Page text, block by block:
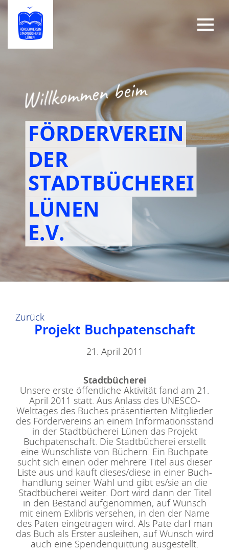
FÖRDERVEREIN
DER
STADTBÜCHEREI
LÜNEN
E.V.
Zurück
Projekt Buchpatenschaft
21. April 2011
Stadtbücherei
Unsere erste öffentliche Aktivität fand am 21.
April 2011 statt. Aus Anlass des UNESCO-
Welttages des Buches präsentierten Mitglieder
des Fördervereins an einem Informationsstand
in der Stadtbücherei Lünen das Projekt
Buchpatenschaft. Die Stadtbücherei erstellt
eine Wunschliste von Büchern. Ein Buchpate
sucht sich einen oder mehrere Titel aus dieser
Liste aus und kauft dieses/diese in einer Buch-
handlung seiner Wahl und gibt es/sie an die
Stadtbücherei weiter. Dort wird dann der Titel
in den Bestand aufgenommen, auf Wunsch
mit einem Exlibris versehen, in den der Name
des Paten eingetragen wird. Als Pate darf man
das Buch als Erster ausleihen, auf Wunsch wird
auch eine Spendenquittung ausgestellt.